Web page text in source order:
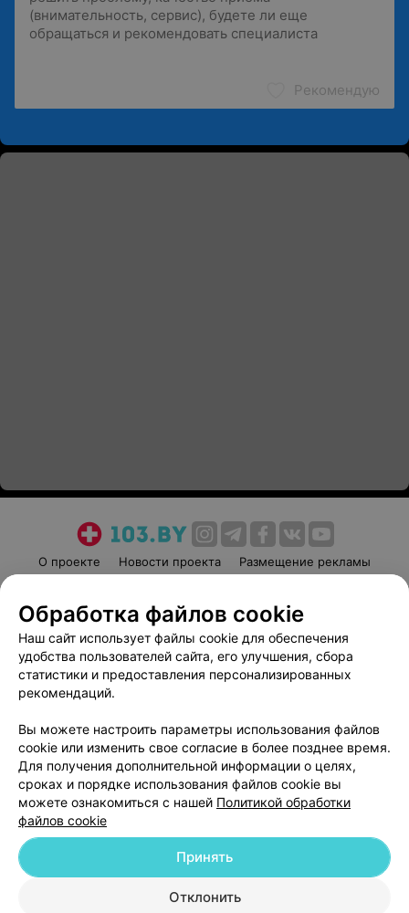
Рекомендую
О проекте Новости проекта
Размещение рекламы
Пользовательское соглашение
Способы оплаты
Вакансии
Партнеры
Написать руководителю 103.by
Обработка персональных данных
© 2026 ООО «Артокс Лаб», УНП 191700409
| 220012, Республика Беларусь,
Обработка файлов cookie
Наш сайт использует файлы cookie для обеспечения
удобства пользователей сайта, его улучшения, сбора
статистики и предоставления персонализированных
рекомендаций.
Вы можете настроить параметры использования файлов
cookie или изменить свое согласие в более позднее время.
Для получения дополнительной информации о целях,
сроках и порядке использования файлов cookie вы
можете ознакомиться с нашей Политикой обработки
файлов cookie
Отклонить
Принять